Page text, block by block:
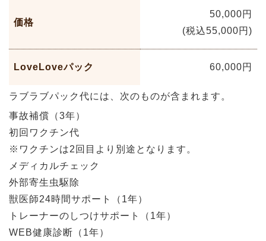
価格
50,000円
(税込55,000円)
LoveLoveパック 60,000円
ラブラブパック代には、次のものが含まれます。
事故補償（3年）
初回ワクチン代
※ワクチンは2回目より別途となります。
メディカルチェック
外部寄生虫駆除
獣医師24時間サポート（1年）
トレーナーのしつけサポート（1年）
WEB健康診断（1年）